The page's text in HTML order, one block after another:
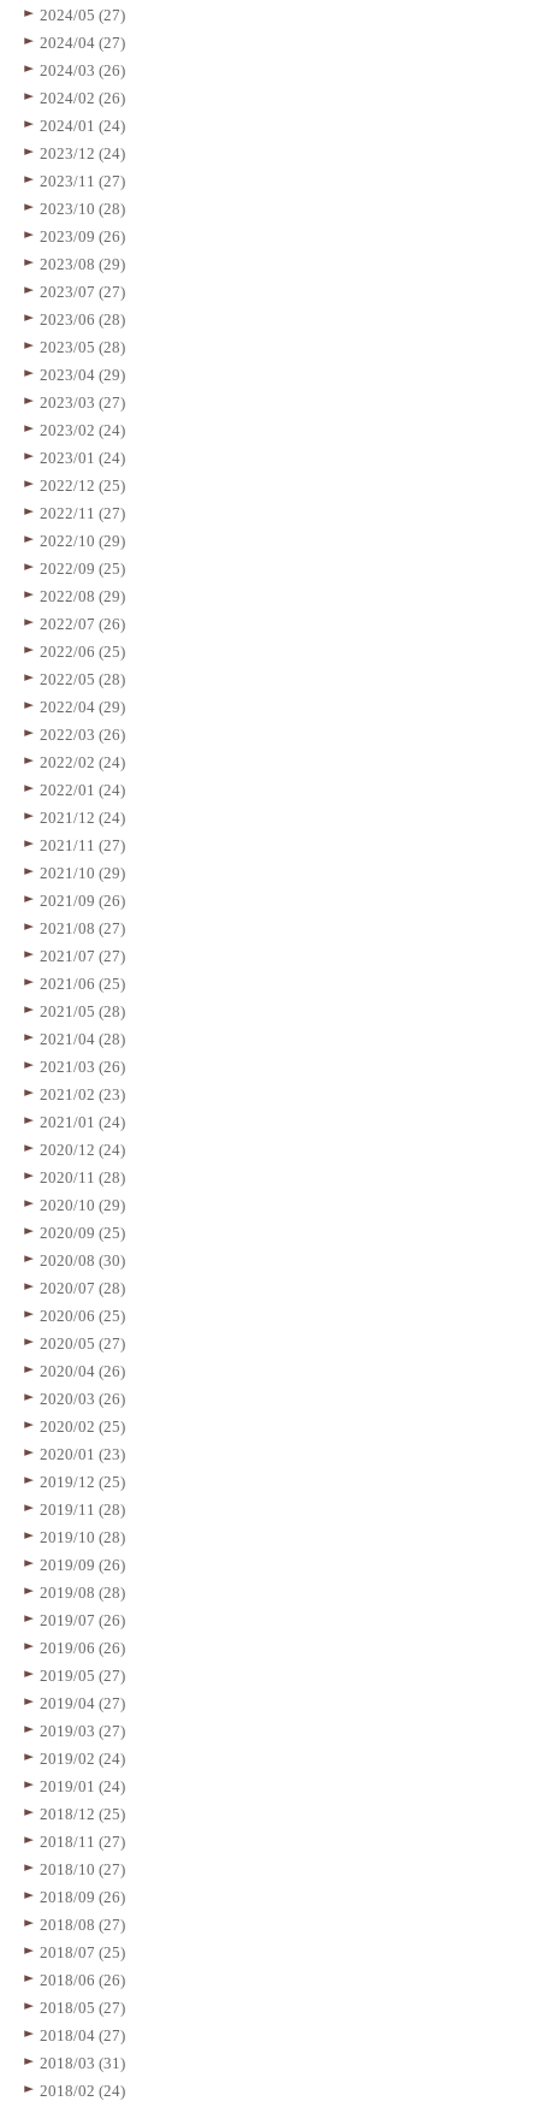
2024/05 (27)
2024/04 (27)
2024/03 (26)
2024/02 (26)
2024/01 (24)
2023/12 (24)
2023/11 (27)
2023/10 (28)
2023/09 (26)
2023/08 (29)
2023/07 (27)
2023/06 (28)
2023/05 (28)
2023/04 (29)
2023/03 (27)
2023/02 (24)
2023/01 (24)
2022/12 (25)
2022/11 (27)
2022/10 (29)
2022/09 (25)
2022/08 (29)
2022/07 (26)
2022/06 (25)
2022/05 (28)
2022/04 (29)
2022/03 (26)
2022/02 (24)
2022/01 (24)
2021/12 (24)
2021/11 (27)
2021/10 (29)
2021/09 (26)
2021/08 (27)
2021/07 (27)
2021/06 (25)
2021/05 (28)
2021/04 (28)
2021/03 (26)
2021/02 (23)
2021/01 (24)
2020/12 (24)
2020/11 (28)
2020/10 (29)
2020/09 (25)
2020/08 (30)
2020/07 (28)
2020/06 (25)
2020/05 (27)
2020/04 (26)
2020/03 (26)
2020/02 (25)
2020/01 (23)
2019/12 (25)
2019/11 (28)
2019/10 (28)
2019/09 (26)
2019/08 (28)
2019/07 (26)
2019/06 (26)
2019/05 (27)
2019/04 (27)
2019/03 (27)
2019/02 (24)
2019/01 (24)
2018/12 (25)
2018/11 (27)
2018/10 (27)
2018/09 (26)
2018/08 (27)
2018/07 (25)
2018/06 (26)
2018/05 (27)
2018/04 (27)
2018/03 (31)
2018/02 (24)